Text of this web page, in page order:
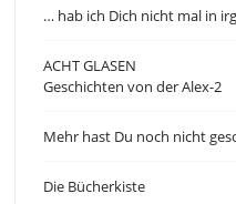
… hab ich Dich nicht mal in
ACHT GLASEN
Geschichten von der Alex-2
Mehr hast Du noch nicht
Die Bücherkiste